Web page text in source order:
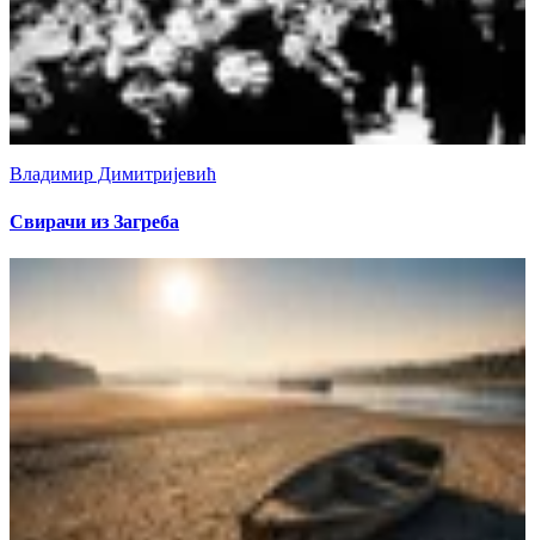
Владимир Димитријевић
Свирачи из Загреба